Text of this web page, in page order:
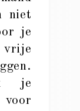
niet
je
vrije
je
voor